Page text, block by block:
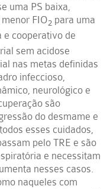
uma PS baixa,
menor FIO2 para uma
e cooperativo de
sem acidose
nas metas definidas
infeccioso,
neurológico e
são
do desmame e
esses cuidados,
pelo TRE e são
e necessitam
nesses casos.
naqueles com